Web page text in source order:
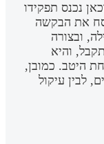
נכנס תפקידו
את הבקשה
ובצורה
והיא
היטב. כמובן,
לבין עיקול